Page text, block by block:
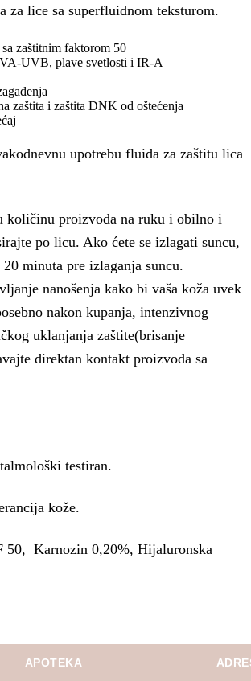
za lice sa superfluidnom teksturom.
zaštitnim faktorom 50
UVB, plave svetlosti i IR-A
zaštita i zaštita DNK od oštećenja
upotrebu fluida za zaštitu lica
količinu proizvoda na ruku i obilno i
po licu. Ako ćete se izlagati suncu,
minuta pre izlaganja suncu.
nanošenja kako bi vaša koža uvek
nakon kupanja, intenzivnog
uklanjanja zaštite(brisanje
direktan kontakt proizvoda sa
testiran.
kože.
50, Karnozin 0,20%, Hijaluronska
APOTEKA